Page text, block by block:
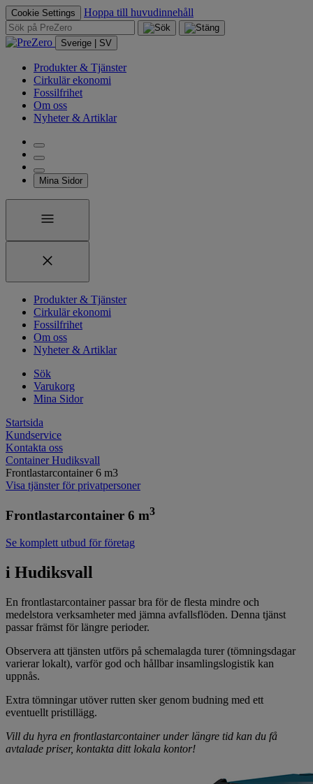
Cookie Settings Hoppa till huvudinnehåll
Sverige | SV
Produkter & Tjänster
Cirkulär ekonomi
Fossilfrihet
Om oss
Nyheter & Artiklar
Mina Sidor
Produkter & Tjänster
Cirkulär ekonomi
Fossilfrihet
Om oss
Nyheter & Artiklar
Sök
Varukorg
Mina Sidor
Startsida
Kundservice
Kontakta oss
Container Hudiksvall
Frontlastarcontainer 6 m3
Visa tjänster för privatpersoner
Frontlastarcontainer 6 m3
Se komplett utbud för företag
i Hudiksvall
En frontlastarcontainer passar bra för de flesta mindre och
medelstora verksamheter med jämna avfallsflöden. Denna tjänst
passar främst för längre perioder.
Observera att tjänsten utförs på schemalagda turer (tömningsdagar
varierar lokalt), varför god och hållbar insamlingslogistik kan
uppnås.
Extra tömningar utöver rutten sker genom budning med ett
eventuellt pristillägg.
Vill du hyra en frontlastarcontainer under längre tid kan du få
avtalade priser, kontakta ditt lokala kontor!